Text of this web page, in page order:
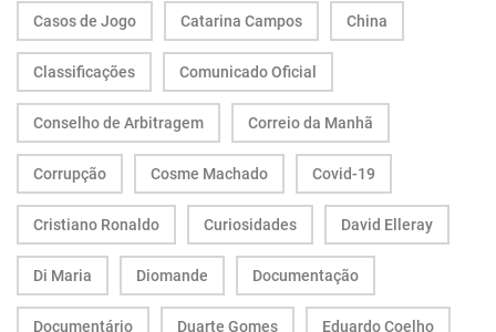
Casos de Jogo Catarina Campos China
Classificações Comunicado Oficial
Conselho de Arbitragem Correio da Manhã
Corrupção Cosme Machado Covid-19
Cristiano Ronaldo Curiosidades David Elleray
Di Maria Diomande Documentação
Documentário Duarte Gomes Eduardo Coelho